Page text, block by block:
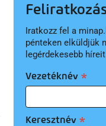
Iratkozz fel a
pénteken elküldjük
legérdekesebb
Vezetéknév
Keresztnév